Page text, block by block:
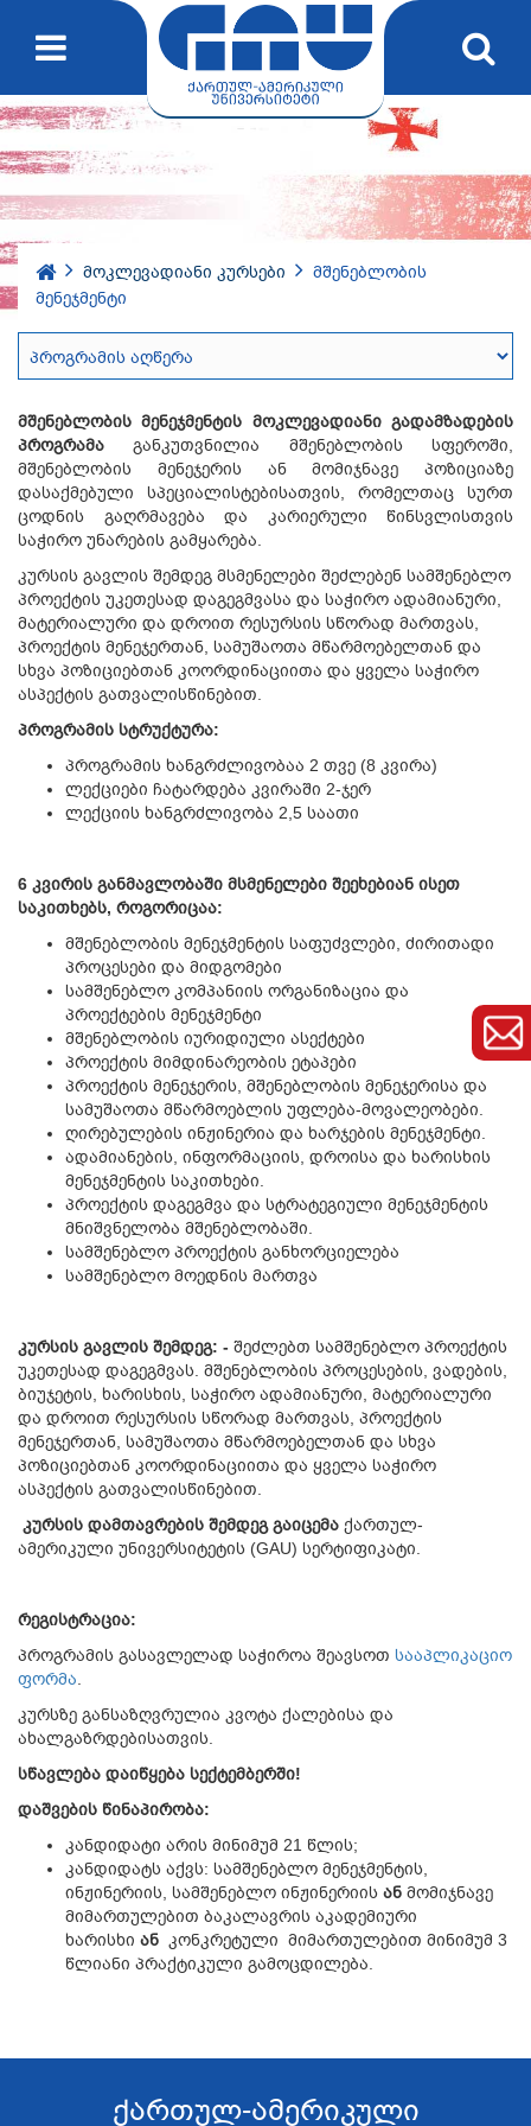
მოკლევადიანი კურსები
მშენებლობის
მენეჯმენტი
მშენებლობის მენეჯმენტის მოკლევადიანი გადამზადების
პროგრამაგანკუთვნილია მშენებლობის სფეროში,
მშენებლობის მენეჯერის ან მომიჯნავე პოზიციაზე
დასაქმებული სპეციალისტებისათვის, რომელთაც სურთ
ცოდნის გაღრმავება და კარიერული წინსვლისთვის
საჭირო უნარების გამყარება.
კურსის გავლის შემდეგ მსმენელები შეძლებენ სამშენებლო
პროექტის უკეთესად დაგეგმვასა და საჭირო ადამიანური,
მატერიალური და დროით რესურსის სწორად მართვას,
პროექტის მენეჯერთან, სამუშაოთა მწარმოებელთან და
სხვა პოზიციებთან კოორდინაციითა და ყველა საჭირო
ასპექტის გათვალისწინებით.
პროგრამის სტრუქტურა:
პროგრამის ხანგრძლივობაა 2 თვე (8 კვირა)
ლექციები ჩატარდება კვირაში 2-ჯერ
ლექციის ხანგრძლივობა 2,5 საათი
6 კვირის განმავლობაში მსმენელები შეეხებიან ისეთ
საკითხებს, როგორიცაა:
მშენებლობის მენეჯმენტის საფუძვლები, ძირითადი
პროცესები და მიდგომები
სამშენებლო კომპანიის ორგანიზაცია და
პროექტების მენეჯმენტი
მშენებლობის იურიდიული ასექტები
პროექტის მიმდინარეობის ეტაპები
პროექტის მენეჯერის, მშენებლობის მენეჯერისა და
სამუშაოთა მწარმოებლის უფლება-მოვალეობები.
ღირებულების ინჟინერია და ხარჯების მენეჯმენტი.
ადამიანების, ინფორმაციის, დროისა და ხარისხის
მენეჯმენტის საკითხები.
პროექტის დაგეგმვა და სტრატეგიული მენეჯმენტის
მნიშვნელობა მშენებლობაში.
სამშენებლო პროექტის განხორციელება
სამშენებლო მოედნის მართვა
კურსის გავლის შემდეგ: - შეძლებთ სამშენებლო პროექტის
უკეთესად დაგეგმვას. მშენებლობის პროცესების, ვადების,
ბიუჯეტის, ხარისხის, საჭირო ადამიანური, მატერიალური
და დროით რესურსის სწორად მართვას, პროექტის
მენეჯერთან, სამუშაოთა მწარმოებელთან და სხვა
პოზიციებთან კოორდინაციითა და ყველა საჭირო
ასპექტის გათვალისწინებით.
კურსის დამთავრების შემდეგ გაიცემა ქართულ-
ამერიკული უნივერსიტეტის (GAU) სერტიფიკატი.
რეგისტრაცია:
პროგრამის გასავლელად საჭიროა შეავსოთ სააპლიკაციო
ფორმა
კურსზე განსაზღვრულია კვოტა ქალებისა და
ახალგაზრდებისათვის.
სწავლება დაიწყება სექტემბერში!
დაშვების წინაპირობა:
კანდიდატი არის მინიმუმ 21 წლის;
კანდიდატს აქვს: სამშენებლო მენეჯმენტის,
ინჟინერიის, სამშენებლო ინჟინერიის ან მომიჯნავე
მიმართულებით ბაკალავრის აკადემიური
ხარისხი ან კონკრეტული მიმართულებით მინიმუმ 3
წლიანი პრაქტიკული გამოცდილება.
ქართულ-ამერიკული